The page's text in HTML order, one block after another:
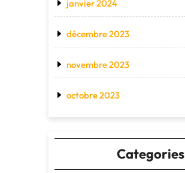
janvier 2024
décembre 2023
novembre 2023
octobre 2023
Categories